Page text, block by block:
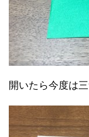
開いたら今度は